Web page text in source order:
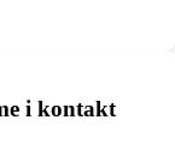
i kontakt